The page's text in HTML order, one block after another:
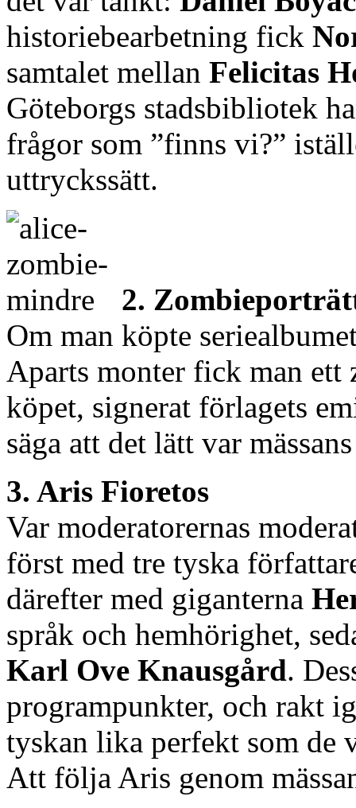
historiebearbetning fick
samtalet mellan Felicitas
Göteborgs stadsbibliotek
frågor som ”finns vi?”
uttryckssätt.
2.
Om man köpte
Aparts monter fick man ett
köpet, signerat förlagets
säga att det lätt var
3. Aris Fioretos
Var moderatorernas
först med tre tyska
därefter med giganterna
språk och hemhörighet,
Karl Ove Knausgård.
programpunkter, och rakt
tyskan lika perfekt som de
Att följa Aris genom